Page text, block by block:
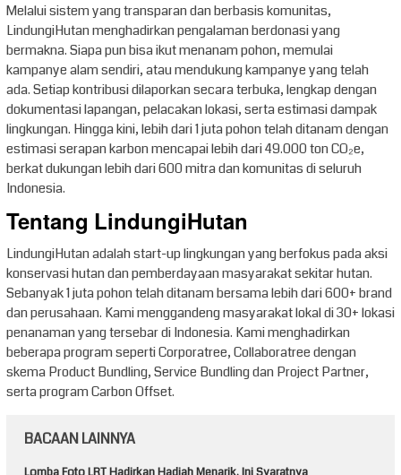
Melalui sistem yang transparan dan berbasis komunitas,
LindungiHutan menghadirkan pengalaman berdonasi yang
bermakna. Siapa pun bisa ikut menanam pohon, memulai
kampanye alam sendiri, atau mendukung kampanye yang telah
ada. Setiap kontribusi dilaporkan secara terbuka, lengkap dengan
dokumentasi lapangan, pelacakan lokasi, serta estimasi dampak
lingkungan. Hingga kini, lebih dari 1 juta pohon telah ditanam dengan
estimasi serapan karbon mencapai lebih dari 49.000 ton CO₂e,
berkat dukungan lebih dari 600 mitra dan komunitas di seluruh
Indonesia.
Tentang LindungiHutan
LindungiHutan adalah start-up lingkungan yang berfokus pada aksi
konservasi hutan dan pemberdayaan masyarakat sekitar hutan.
Sebanyak 1 juta pohon telah ditanam bersama lebih dari 600+ brand
dan perusahaan. Kami menggandeng masyarakat lokal di 30+ lokasi
penanaman yang tersebar di Indonesia. Kami menghadirkan
beberapa program seperti Corporatree, Collaboratree dengan
skema Product Bundling, Service Bundling dan Project Partner,
serta program Carbon Offset.
BACAAN LAINNYA